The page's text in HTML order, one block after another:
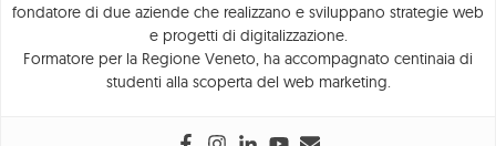
fondatore di due aziende che realizzano e sviluppano strategie web
e progetti di digitalizzazione.
Formatore per la Regione Veneto, ha accompagnato centinaia di
studenti alla scoperta del web marketing.